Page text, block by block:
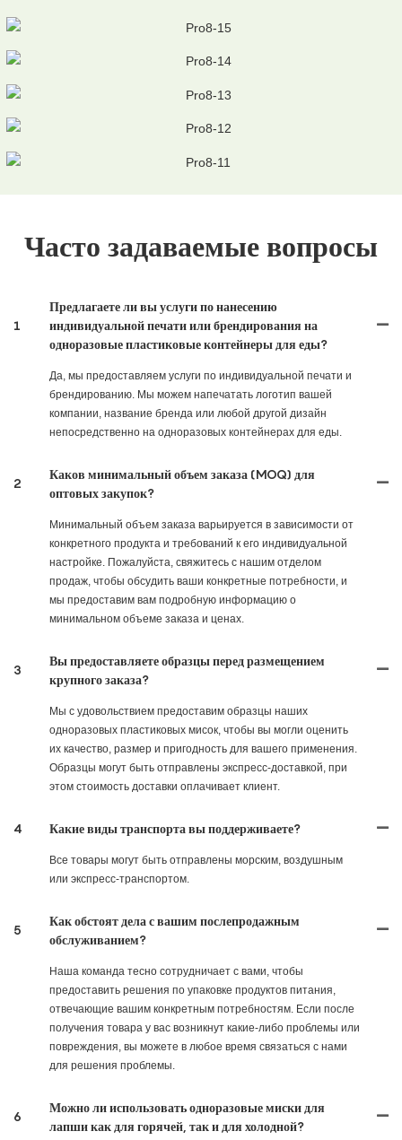
Часто задаваемые вопросы
1
Предлагаете ли вы услуги по нанесению
индивидуальной печати или брендирования на
одноразовые пластиковые контейнеры для еды?
Да, мы предоставляем услуги по индивидуальной печати и
брендированию. Мы можем напечатать логотип вашей
компании, название бренда или любой другой дизайн
непосредственно на одноразовых контейнерах для еды.
2
Каков минимальный объем заказа (MOQ) для
оптовых закупок?
Минимальный объем заказа варьируется в зависимости от
конкретного продукта и требований к его индивидуальной
настройке. Пожалуйста, свяжитесь с нашим отделом
продаж, чтобы обсудить ваши конкретные потребности, и
мы предоставим вам подробную информацию о
минимальном объеме заказа и ценах.
3
Вы предоставляете образцы перед размещением
крупного заказа?
Мы с удовольствием предоставим образцы наших
одноразовых пластиковых мисок, чтобы вы могли оценить
их качество, размер и пригодность для вашего применения.
Образцы могут быть отправлены экспресс-доставкой, при
этом стоимость доставки оплачивает клиент.
4 Какие виды транспорта вы поддерживаете?
Все товары могут быть отправлены морским, воздушным
или экспресс-транспортом.
5
Как обстоят дела с вашим послепродажным
обслуживанием?
Наша команда тесно сотрудничает с вами, чтобы
предоставить решения по упаковке продуктов питания,
отвечающие вашим конкретным потребностям. Если после
получения товара у вас возникнут какие-либо проблемы или
повреждения, вы можете в любое время связаться с нами
для решения проблемы.
6
Можно ли использовать одноразовые миски для
лапши как для горячей, так и для холодной?